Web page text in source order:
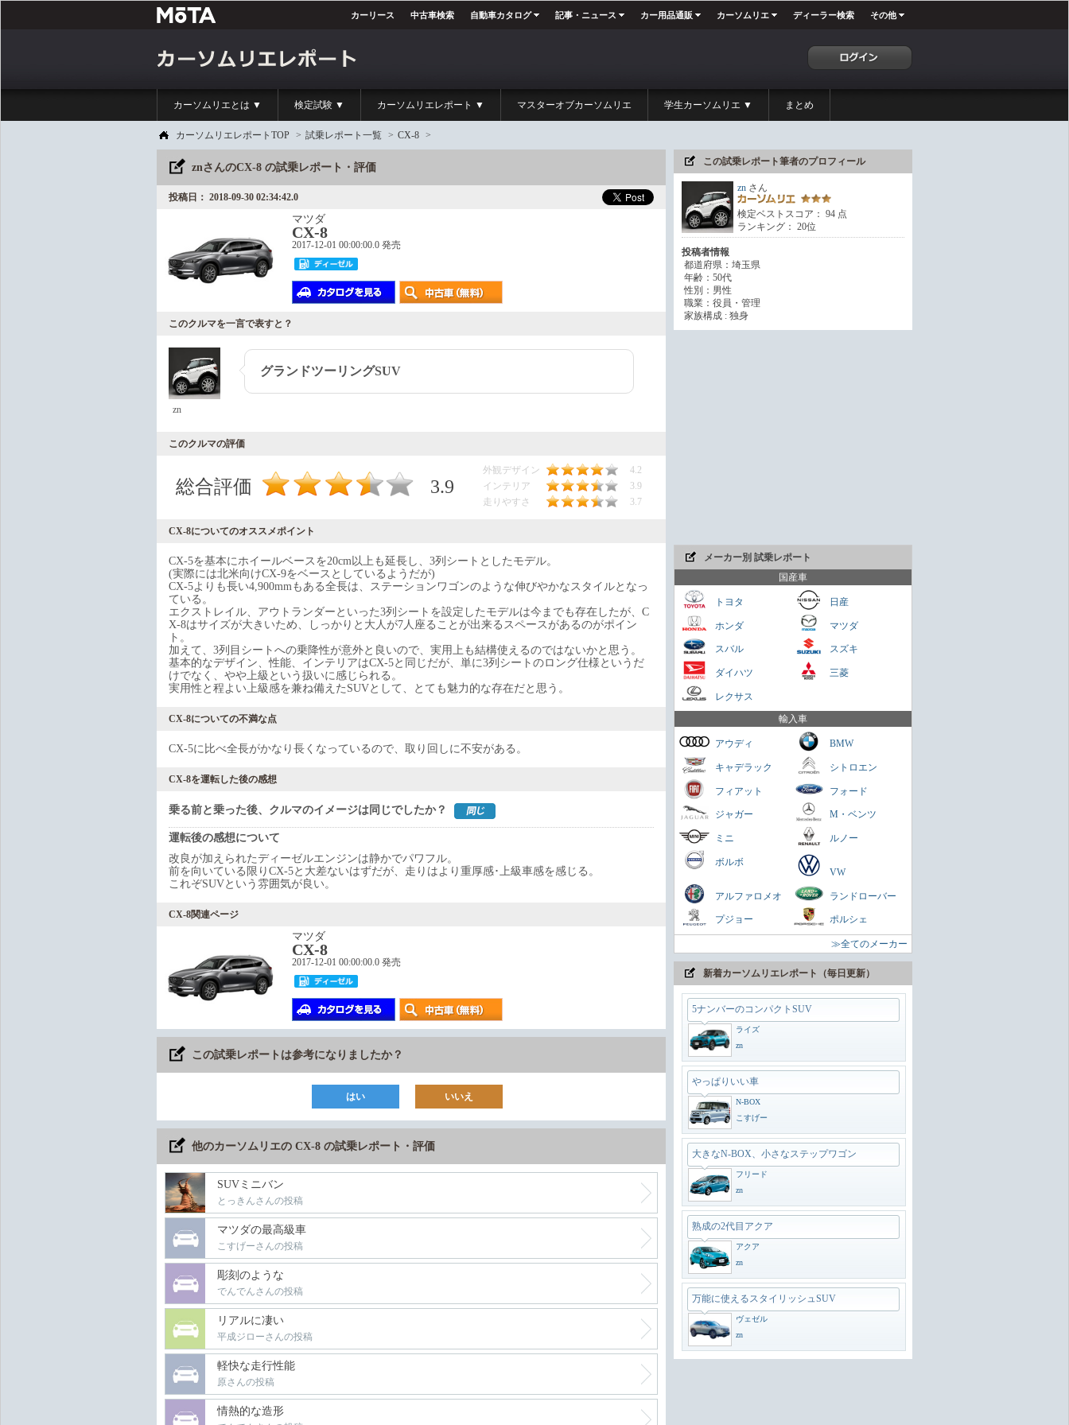
カーリース 中古車検索 自動車カタログ 記事・ニュース カー用品通販 カーソムリエ ディーラー検索 その他
カーソムリエとは ▼ 検定試験 ▼ カーソムリエレポート ▼ マスターオブカーソムリエ 学生カーソムリエ ▼ まとめ
カーソムリエレポートTOP > 試乗レポート一覧 > CX-8 >
znさんのCX-8 の試乗レポート・評価
投稿日： 2018-09-30 02:34:42.0
マツダ
CX-8
2017-12-01 00:00:00.0 発売
このクルマを一言で表すと？
zn
グランドツーリングSUV
このクルマの評価
総合評価 3.9
外観デザイン
4.2
インテリア
3.9
走りやすさ
3.7
CX-8についてのオススメポイント
CX-5を基本にホイールベースを20cm以上も延長し、3列シートとしたモデル。
(実際には北米向けCX-9をベースとしているようだが)
CX-5よりも長い4,900mmもある全長は、ステーションワゴンのような伸びやかなスタイルとなっ
ている。
エクストレイル、アウトランダーといった3列シートを設定したモデルは今までも存在したが、C
X-8はサイズが大きいため、しっかりと大人が7人座ることが出来るスペースがあるのがポイン
ト。
加えて、3列目シートへの乗降性が意外と良いので、実用上も結構使えるのではないかと思う。
基本的なデザイン、性能、インテリアはCX-5と同じだが、単に3列シートのロング仕様というだ
けでなく、やや上級という扱いに感じられる。
実用性と程よい上級感を兼ね備えたSUVとして、とても魅力的な存在だと思う。
CX-8についての不満な点
CX-5に比べ全長がかなり長くなっているので、取り回しに不安がある。
CX-8を運転した後の感想
乗る前と乗った後、クルマのイメージは同じでしたか？
運転後の感想について
改良が加えられたディーゼルエンジンは静かでパワフル。
前を向いている限りCX-5と大差ないはずだが、走りはより重厚感･上級車感を感じる。
これぞSUVという雰囲気が良い。
CX-8関連ページ
マツダ
CX-8
2017-12-01 00:00:00.0 発売
この試乗レポートは参考になりましたか？
はい いいえ
他のカーソムリエの CX-8 の試乗レポート・評価
SUVミニバン
とっきんさんの投稿
マツダの最高級車
こすげーさんの投稿
彫刻のような
でんでんさんの投稿
リアルに凄い
平成ジローさんの投稿
軽快な走行性能
原さんの投稿
情熱的な造形
この試乗レポート筆者のプロフィール
zn さん
検定ベストスコア： 94 点
ランキング： 20位
投稿者情報
都道府県：埼玉県
年齢：50代
性別：男性
職業：役員・管理
家族構成 : 独身
メーカー別 試乗レポート
国産車
トヨタ 日産
ホンダ マツダ
スバル スズキ
ダイハツ 三菱
レクサス
輸入車
アウディ BMW
キャデラック シトロエン
フィアット フォード
ジャガー M・ベンツ
ミニ ルノー
ボルボ
VW
アルファロメオ ランドローバー
プジョー ポルシェ
≫全てのメーカー
新着カーソムリエレポート（毎日更新）
今や貴重なセダンだが800万円は高いかも
さくらもち
家族を乗せられる男のロマン
コンパクトスペシャリティーSUV
まさに陸の巡洋艦
zn
ちょうどいいSUV
ヴェゼル
zn
5ナンバーのコンパクトSUV
ライズ
zn
やっぱりいい車
N-BOX
こすげー
大きなN-BOX、小さなステップワゴン
フリード
zn
熟成の2代目アクア
アクア
zn
万能に使えるスタイリッシュSUV
ヴェゼル
zn